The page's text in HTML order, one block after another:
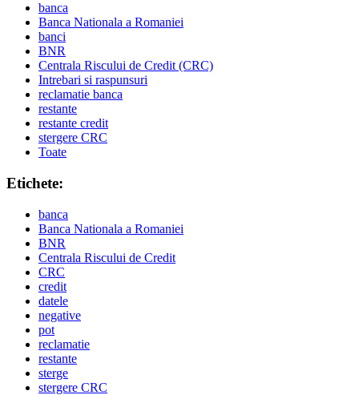
banca
Banca Nationala a Romaniei
banci
BNR
Centrala Riscului de Credit (CRC)
Intrebari si raspunsuri
reclamatie banca
restante
restante credit
stergere CRC
Toate
Etichete:
banca
Banca Nationala a Romaniei
BNR
Centrala Riscului de Credit
CRC
credit
datele
negative
pot
reclamatie
restante
sterge
stergere CRC